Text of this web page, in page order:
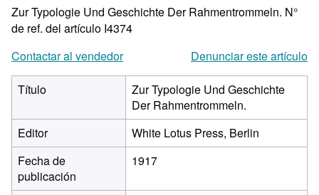
Zur Typologie Und Geschichte Der Rahmentrommeln. N°
de ref. del artículo I4374
Contactar al vendedor
Denunciar este artículo
Título
Zur Typologie Und Geschichte
Der Rahmentrommeln.
Editor
White Lotus Press, Berlin
Fecha de
publicación
1917